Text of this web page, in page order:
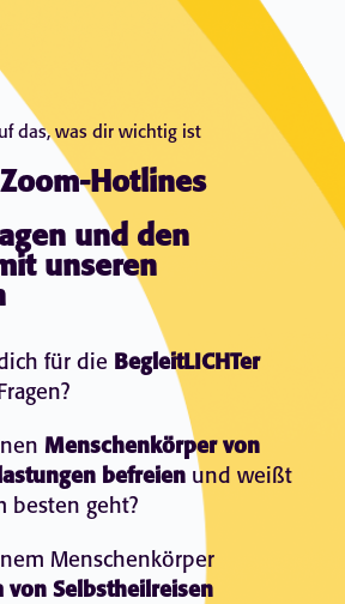
das, was dir wichtig ist
Hotlines
und den
unseren
für die BegleitLICHTer
Menschenkörper von
befreien und weißt
besten geht?
Menschenkörper
von Selbstheilreisen